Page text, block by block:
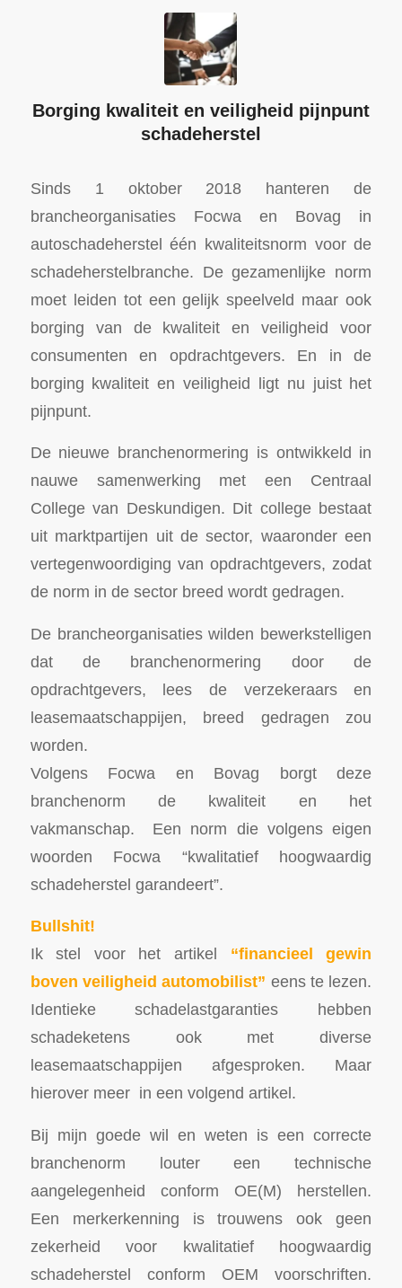
Borging kwaliteit en veiligheid pijnpunt
schadeherstel
Sinds 1 oktober 2018 hanteren de
brancheorganisaties Focwa en Bovag in
autoschadeherstel één kwaliteitsnorm voor de
schadeherstelbranche. De gezamenlijke norm
moet leiden tot een gelijk speelveld maar ook
borging van de kwaliteit en veiligheid voor
consumenten en opdrachtgevers. En in de
borging kwaliteit en veiligheid ligt nu juist het
pijnpunt.
De nieuwe branchenormering is ontwikkeld in
nauwe samenwerking met een Centraal
College van Deskundigen. Dit college bestaat
uit marktpartijen uit de sector, waaronder een
vertegenwoordiging van opdrachtgevers, zodat
de norm in de sector breed wordt gedragen.
De brancheorganisaties wilden bewerkstelligen
dat de branchenormering door de
opdrachtgevers, lees de verzekeraars en
leasemaatschappijen, breed gedragen zou
worden.
Volgens Focwa en Bovag borgt deze
branchenorm de kwaliteit en het
vakmanschap. Een norm die volgens eigen
woorden Focwa “kwalitatief hoogwaardig
schadeherstel garandeert”.
Bullshit!
Ik stel voor het artikel “financieel gewin
boven veiligheid automobilist” eens te lezen.
Identieke schadelastgaranties hebben
schadeketens ook met diverse
leasemaatschappijen afgesproken. Maar
hierover meer in een volgend artikel.
Bij mijn goede wil en weten is een correcte
branchenorm louter een technische
aangelegenheid conform OE(M) herstellen.
Een merkerkenning is trouwens ook geen
zekerheid voor kwalitatief hoogwaardig
schadeherstel conform OEM voorschriften.